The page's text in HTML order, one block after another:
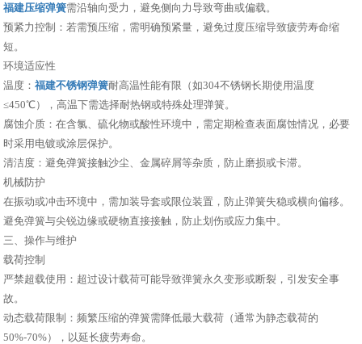
福建压缩弹簧需沿轴向受力，避免侧向力导致弯曲或偏载。
预紧力控制：若需预压缩，需明确预紧量，避免过度压缩导致疲劳寿命缩
短。
环境适应性
温度：福建不锈钢弹簧耐高温性能有限（如304不锈钢长期使用温度
≤450℃），高温下需选择耐热钢或特殊处理弹簧。
腐蚀介质：在含氯、硫化物或酸性环境中，需定期检查表面腐蚀情况，必要
时采用电镀或涂层保护。
清洁度：避免弹簧接触沙尘、金属碎屑等杂质，防止磨损或卡滞。
机械防护
在振动或冲击环境中，需加装导套或限位装置，防止弹簧失稳或横向偏移。
避免弹簧与尖锐边缘或硬物直接接触，防止划伤或应力集中。
三、操作与维护
载荷控制
严禁超载使用：超过设计载荷可能导致弹簧永久变形或断裂，引发安全事
故。
动态载荷限制：频繁压缩的弹簧需降低最大载荷（通常为静态载荷的
50%-70%），以延长疲劳寿命。